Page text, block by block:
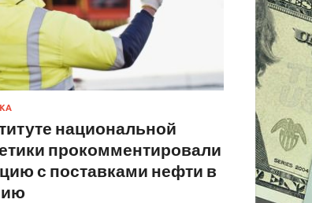
национальной
прокомментировали
с поставками нефти в